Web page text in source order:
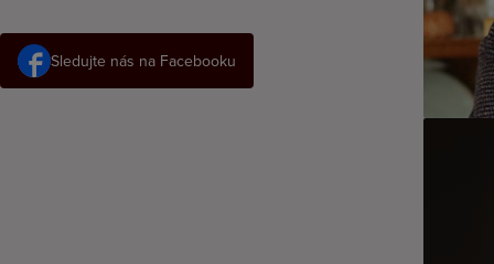
Sledujte nás na Facebooku